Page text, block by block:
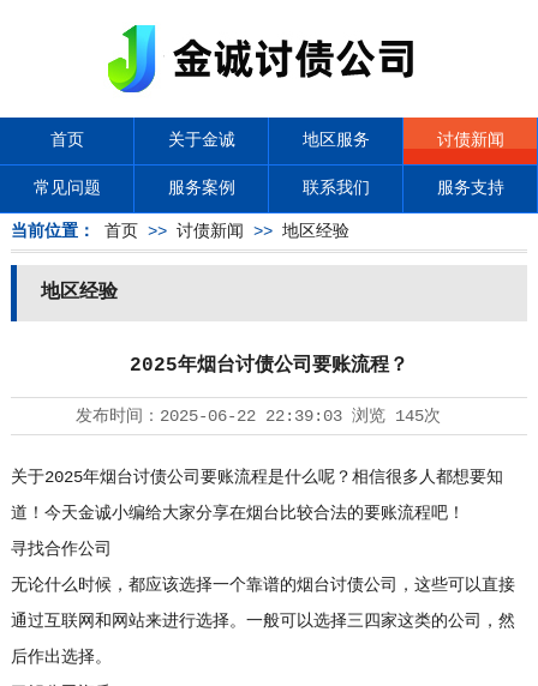
首页 关于金诚 地区服务 讨债新闻
常见问题 服务案例 联系我们 服务支持
当前位置： 首页 >> 讨债新闻 >> 地区经验
地区经验
2025年烟台讨债公司要账流程？
发布时间： 2025-06-22 22:39:03浏览 145次
关于2025年烟台讨债公司 要账流程是什么呢？相信很多人都想要知
道！今天金诚小编给大家分享在烟台比较合法的要账流程吧！
寻找合作公司
无论什么时候，都应该选择一个靠谱的烟台讨债公司，这些可以直接
通过互联网和网站来进行选择。一般可以选择三四家这类的公司，然
后作出选择。